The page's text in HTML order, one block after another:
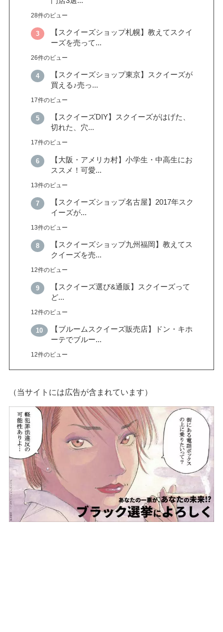
28件のビュー
【スクイーズショップ札幌】教えてスクイ
ーズを売って...
26件のビュー
【スクイーズショップ東京】スクイーズが
買える♪売っ...
17件のビュー
【スクイーズDIY】スクイーズがはげた、
切れた、穴...
17件のビュー
【大阪・アメリカ村】小学生・中高生にお
ススメ！可愛...
13件のビュー
【スクイーズショップ名古屋】2017年スク
イーズが...
13件のビュー
【スクイーズショップ九州福岡】教えてス
クイーズを売...
12件のビュー
【スクイーズ選び&通販】スクイーズって
ど...
12件のビュー
【ブルームスクイーズ販売店】ドン・キホ
ーテでブルー...
12件のビュー
（当サイトには広告が含まれています）